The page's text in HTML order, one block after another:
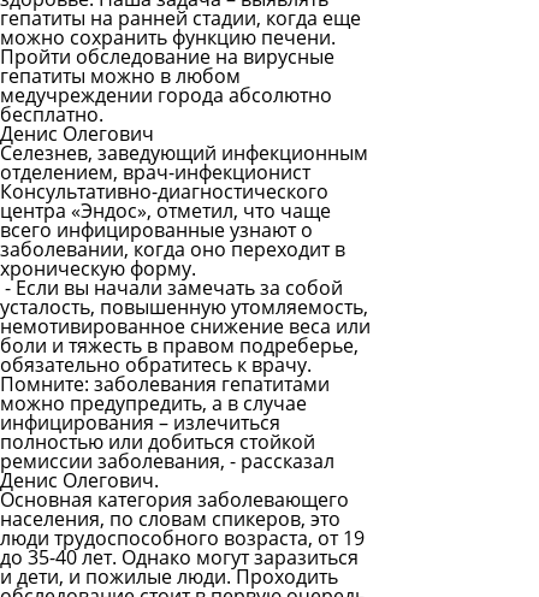
гепатиты на ранней стадии, когда еще
можно сохранить функцию печени.
Пройти обследование на вирусные
гепатиты можно в любом
медучреждении города абсолютно
бесплатно.
Денис Олегович
Селезнев, заведующий инфекционным
отделением, врач-инфекционист
Консультативно-диагностического
центра «Эндос», отметил, что чаще
всего инфицированные узнают о
заболевании, когда оно переходит в
хроническую форму.
- Если вы начали замечать за собой
усталость, повышенную утомляемость,
немотивированное снижение веса или
боли и тяжесть в правом подреберье,
обязательно обратитесь к врачу.
Помните: заболевания гепатитами
можно предупредить, а в случае
инфицирования – излечиться
полностью или добиться стойкой
ремиссии заболевания, - рассказал
Денис Олегович.
Основная категория заболевающего
населения, по словам спикеров, это
люди трудоспособного возраста, от 19
до 35-40 лет. Однако могут заразиться
и дети, и пожилые люди. Проходить